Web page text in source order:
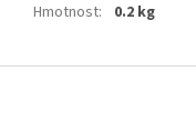
Hmotnost: 0.2 kg